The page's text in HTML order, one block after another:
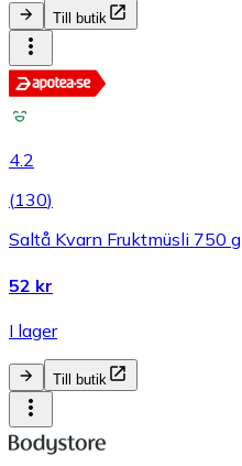
Till butik
4.2
(130)
Saltå Kvarn Fruktmüsli 750 g
52 kr
I lager
Till butik